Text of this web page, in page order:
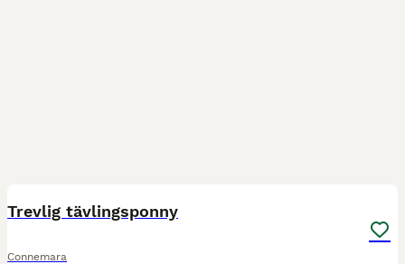
Trevlig tävlingsponny
Connemara